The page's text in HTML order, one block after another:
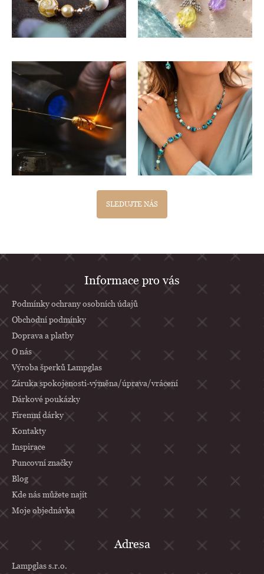
SLEDUJTE NÁS
á
a
í
Informace pro vás
Podmínky ochrany osobních údajů
Obchodní podmínky
Doprava a platby
O nás
Výroba šperků Lampglas
Záruka spokojenosti-výměna/úprava/vrácení
Dárkové poukázky
Firemní dárky
Kontakty
Inspirace
Puncovní značky
Blog
Kde nás můžete najít
Moje objednávka
Adresa
Lampglas s.r.o.